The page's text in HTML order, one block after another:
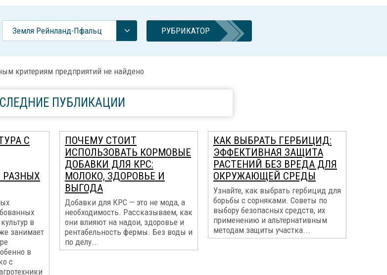
Земля Рейнланд-Пфальц РУБРИКАТОР
критериям предприятий не найдено
ПУБЛИКАЦИИ
С
РАЗНЫХ
в
занимает
в
с
ПОЧЕМУ СТОИТ
ИСПОЛЬЗОВАТЬ КОРМОВЫЕ
ДОБАВКИ ДЛЯ КРС:
МОЛОКО, ЗДОРОВЬЕ И
ВЫГОДА
Добавки для КРС — это не мода, а
необходимость. Рассказываем, как
они влияют на надои, здоровье и
рентабельность фермы. Без воды и
по делу...
КАК ВЫБРАТЬ ГЕРБИЦИД:
ЭФФЕКТИВНАЯ ЗАЩИТА
РАСТЕНИЙ БЕЗ ВРЕДА ДЛЯ
ОКРУЖАЮЩЕЙ СРЕДЫ
Узнайте, как выбрать гербицид для
борьбы с сорняками. Советы по
выбору безопасных средств, их
применению и альтернативным
методам защиты участка...